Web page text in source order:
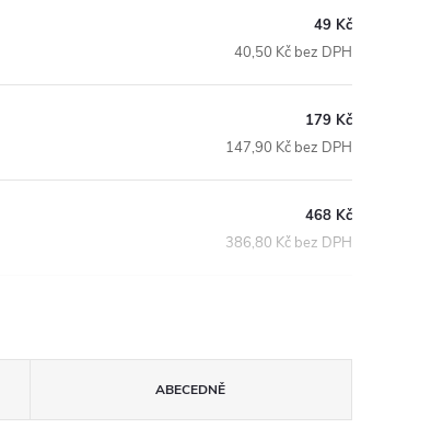
49 Kč
40,50 Kč bez DPH
179 Kč
147,90 Kč bez DPH
468 Kč
386,80 Kč bez DPH
ABECEDNĚ